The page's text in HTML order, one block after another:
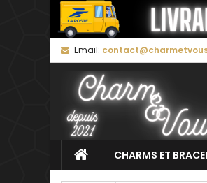
Email:
CHARMS ET